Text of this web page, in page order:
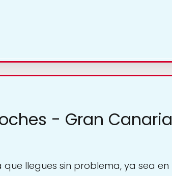
- Gran Canaria
llegues sin problema, ya sea en